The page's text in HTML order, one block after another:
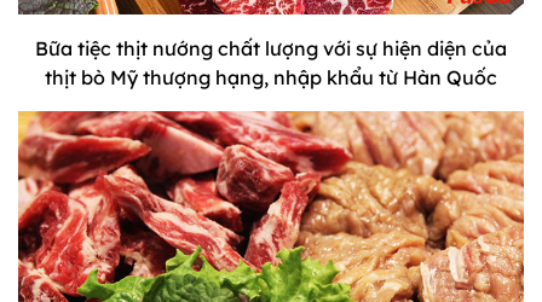
Bữa tiệc thịt nướng chất lượng với sự hiện diện của
thịt bò Mỹ thượng hạng, nhập khẩu từ Hàn Quốc